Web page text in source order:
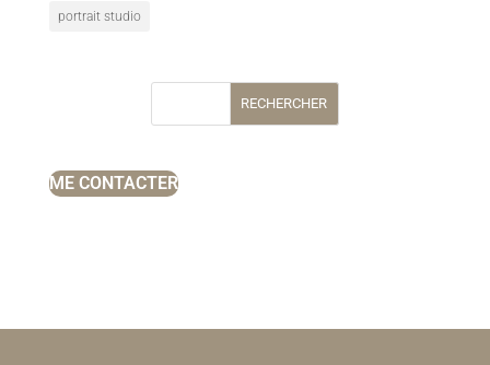
portrait studio
RECHERCHER
ME CONTACTER